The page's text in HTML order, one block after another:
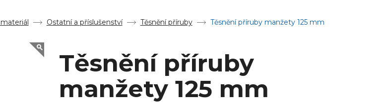
Ostatní a příslušenství Těsnění příruby Těsnění příruby manžety 125 mm
Těsnění příruby
manžety 125 mm